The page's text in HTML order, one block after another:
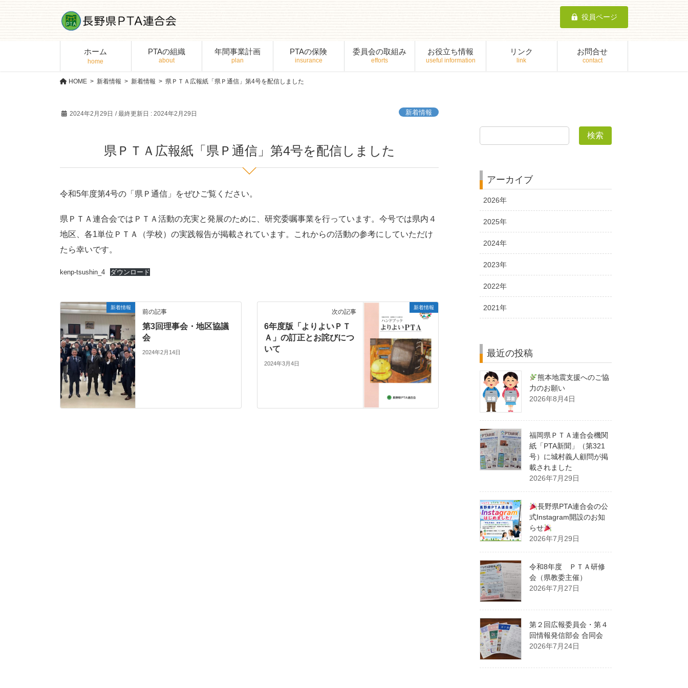
役員ページ
ホーム PTAの組織 年間事業計画 PTAの保険 委員会の取組み お役立ち情報 リンク お問合せ
HOME 新着情報 新着情報 県ＰＴＡ広報紙「県Ｐ通信」第4号を配信しました
2024年2月29日 / 最終更新日 : 2024年2月29日 新着情報
県ＰＴＡ広報紙「県Ｐ通信」第4号を配信しました
令和5年度第4号の「県Ｐ通信」をぜひご覧ください。
県ＰＴＡ連合会ではＰＴＡ活動の充実と発展のために、研究委嘱事業を行っています。今号では県内４
地区、各1単位ＰＴＡ（学校）の実践報告が掲載されています。これからの活動の参考にしていただけ
たら幸いです。
kenp-tsushin_4 ダウンロード
新着情報
前の記事
第3回理事会・地区協議
会
2024年2月14日
新着情報
次の記事
6年度版「よりよいＰＴ
Ａ」の訂正とお詫びにつ
いて
2024年3月4日
検索
アーカイブ
2026年
2025年
2024年
2023年
2022年
2021年
最近の投稿
熊本地震支援へのご協
力のお願い
2026年8月4日
福岡県ＰＴＡ連合会機関
紙「PTA新聞」（第321
号）に城村義人顧問が掲
載されました
2026年7月29日
長野県PTA連合会の公
式Instagram開設のお知
らせ
2026年7月29日
令和8年度 ＰＴＡ研修
会（県教委主催）
2026年7月27日
第２回広報委員会・第４
回情報発信部会 合同会
2026年7月24日